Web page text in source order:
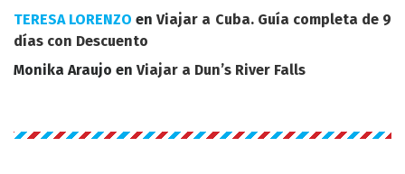
TERESA LORENZO enViajar a Cuba. Guía completa de 9
días con Descuento
Monika Araujo en Viajar a Dun’s River Falls